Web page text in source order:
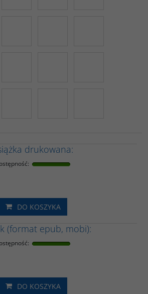
drukowana:
:
DO KOSZYKA
(format epub, mobi):
:
DO KOSZYKA